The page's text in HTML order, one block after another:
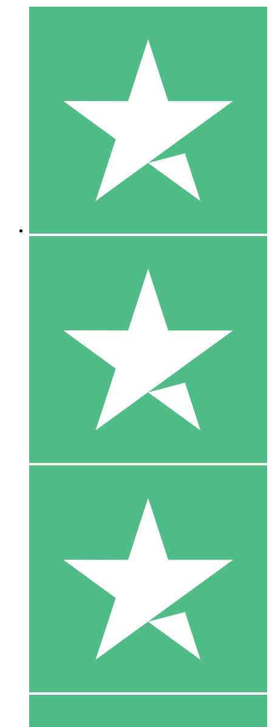
Individuelle Credit-Pakete
Zahlen Sie nach Bedarf mit Download-Credits. Keine
monatliche Verpflichtung erforderlich.
10 00
10 Downloads
20 00